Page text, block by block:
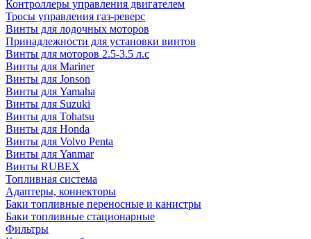
Контроллеры управления двигателем
Тросы управления газ-реверс
Винты для лодочных моторов
Принадлежности для установки винтов
Винты для моторов 2.5-3.5 л.с
Винты для Mariner
Винты для Jonson
Винты для Yamaha
Винты для Suzuki
Винты для Tohatsu
Винты для Honda
Винты для Volvo Penta
Винты для Yanmar
Винты RUBEX
Топливная система
Адаптеры, коннекторы
Баки топливные переносные и канистры
Баки топливные стационарные
Фильтры